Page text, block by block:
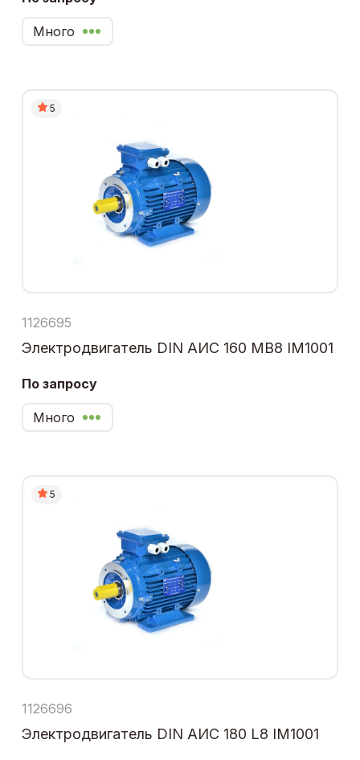
Много
5
1126695
Электродвигатель DIN АИС 160 МВ8 IM1001
По запросу
Много
5
1126696
Электродвигатель DIN АИС 180 L8 IM1001